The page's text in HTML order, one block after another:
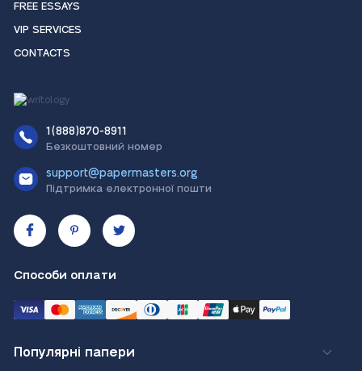
FREE ESSAYS
VIP SERVICES
CONTACTS
1(888)870-8911
Безкоштовний номер
support@papermasters.org
Підтримка електронної пошти
Способи оплати
Популярні папери